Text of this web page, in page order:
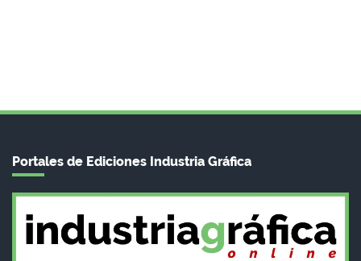
Portales de Ediciones Industria Gráfica